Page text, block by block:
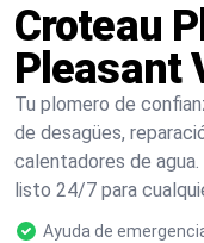
Croteau
Pleasant
Tu plomero de
de desagües,
calentadores de
listo 24/7 para
Ayuda de